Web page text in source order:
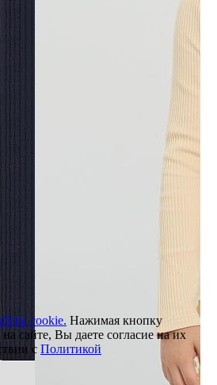
cookie. Нажимая кнопку
сайте, Вы даете согласие на их
с Политикой